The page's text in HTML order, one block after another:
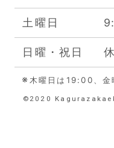
土曜日
日曜・祝日
※ 木曜日は19:00、金
©︎2020